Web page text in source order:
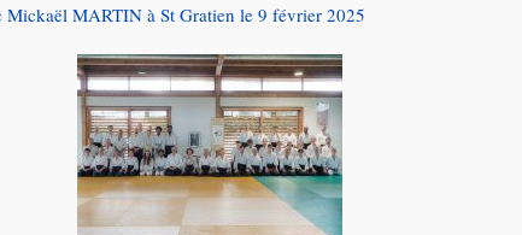
Mickaël MARTIN à St Gratien le 9 février 2025